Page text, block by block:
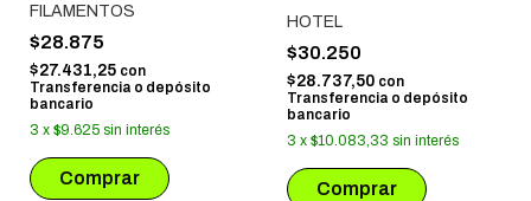
FILAMENTOS
$28.875
$27.431,25 con
Transferencia o depósito
bancario
3 x $9.625 sin interés
HOTEL
$30.250
$28.737,50 con
Transferencia o depósito
bancario
3 x $10.083,33 sin interés